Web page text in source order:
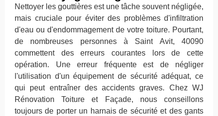
Nettoyer les gouttières est une tâche souvent négligée,
mais cruciale pour éviter des problèmes d'infiltration
d'eau ou d'endommagement de votre toiture. Pourtant,
de nombreuses personnes à Saint Avit, 40090
commettent des erreurs courantes lors de cette
opération. Une erreur fréquente est de négliger
l'utilisation d'un équipement de sécurité adéquat, ce
qui peut entraîner des accidents graves. Chez WJ
Rénovation Toiture et Façade, nous conseillons
toujours de porter un harnais de sécurité et des gants